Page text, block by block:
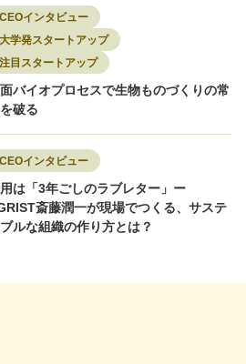
CEOインタビュー
大学発スタートアップ
注目スタートアップ
バイオプロセスで生物ものづくりの常
破る
CEOインタビュー
は「3年ごしのラブレター」ー
斎藤潤一が現場でつくる、サステ
ルな組織の作り方とは？